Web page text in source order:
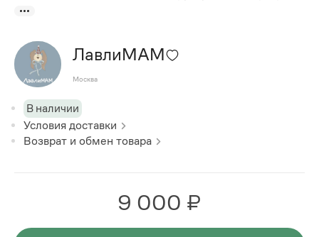
ЛавлиМАМ
Москва
В наличии
Условия доставки
Возврат и обмен товара
9 000 ₽